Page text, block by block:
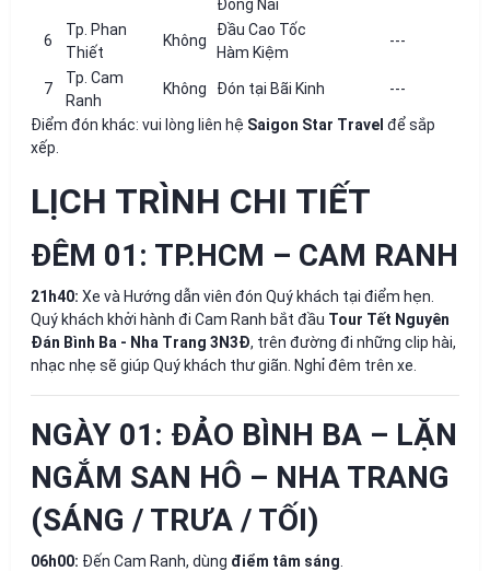
Đồng Nai
6
Tp. Phan
Thiết
Không
Đầu Cao Tốc
Hàm Kiệm
---
7
Tp. Cam
Ranh
Không Đón tại Bãi Kinh ---
Điểm đón khác: vui lòng liên hệ Saigon Star Travel để sắp
xếp.
LỊCH TRÌNH CHI TIẾT
ĐÊM 01: TP.HCM – CAM RANH
21h40: Xe và Hướng dẫn viên đón Quý khách tại điểm hẹn.
Quý khách khởi hành đi Cam Ranh bắt đầu Tour Tết Nguyên
Đán Bình Ba - Nha Trang 3N3Đ, trên đường đi những clip hài,
nhạc nhẹ sẽ giúp Quý khách thư giãn. Nghỉ đêm trên xe.
NGÀY 01: ĐẢO BÌNH BA – LẶN
NGẮM SAN HÔ – NHA TRANG
(SÁNG / TRƯA / TỐI)
06h00: Đến Cam Ranh, dùng điểm tâm sáng